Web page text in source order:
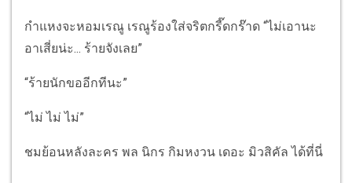
กำแหงจะหอมเรณู เรณูร้องใส่จริตกรี๊ดกร๊าด “ไม่เอานะ
อาเสี่ยน่ะ... ร้ายจังเลย”
“ร้ายนักขออีกทีนะ”
“ไม่ ไม่ ไม่”
ชมย้อนหลังละคร พล นิกร กิมหงวน เดอะ มิวสิคัล ได้ที่นี่